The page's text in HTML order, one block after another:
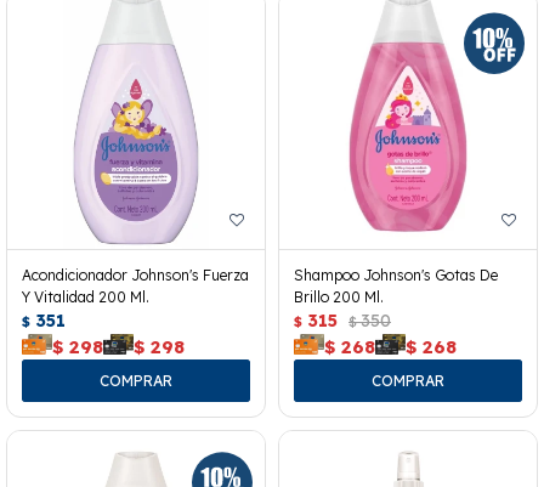
Acondicionador Johnson's Fuerza
Y Vitalidad 200 Ml.
$ 351
$ 298 $ 298
Shampoo Johnson's Gotas De
Brillo 200 Ml.
$ 315 $ 350
$ 268 $ 268